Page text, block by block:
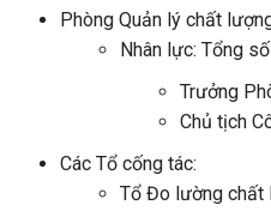
Phòng Quản lý chất
Nhân lực: Tổng
Trưởng
Chủ tịch
Các Tổ cống tác:
Tổ Đo lường chất